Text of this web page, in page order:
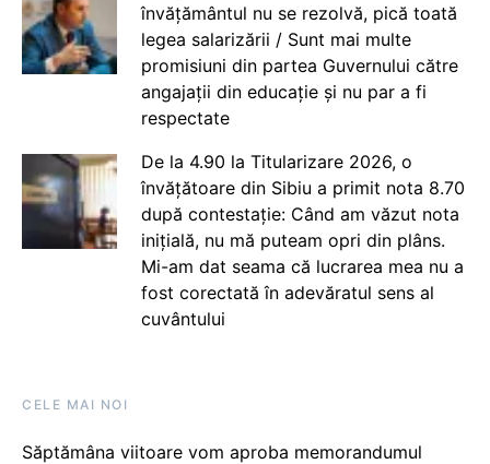
învățământul nu se rezolvă, pică toată
legea salarizării / Sunt mai multe
promisiuni din partea Guvernului către
angajații din educație și nu par a fi
respectate
De la 4.90 la Titularizare 2026, o
învățătoare din Sibiu a primit nota 8.70
după contestație: Când am văzut nota
inițială, nu mă puteam opri din plâns.
Mi-am dat seama că lucrarea mea nu a
fost corectată în adevăratul sens al
cuvântului
CELE MAI NOI
Săptămâna viitoare vom aproba memorandumul